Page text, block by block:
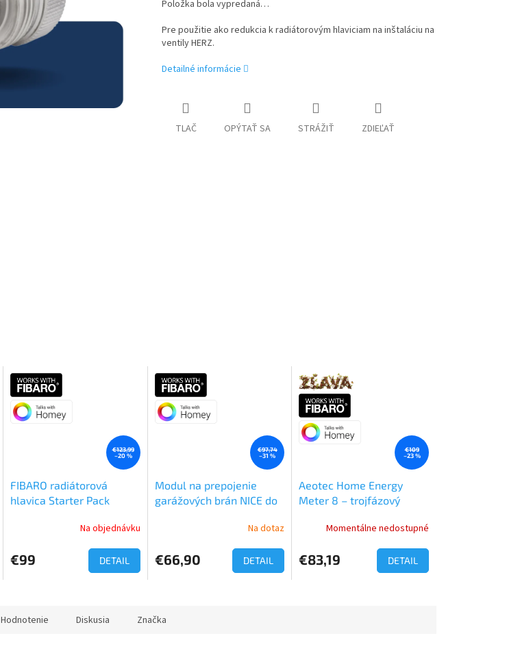
Položka bola vypredaná…
Pre použitie ako redukcia k radiátorovým hlaviciam na inštaláciu na
ventily HERZ.
Detailné informácie
TLAČ OPÝTAŤ SA STRÁŽIŤ ZDIEĽAŤ
€123,99
–20 %
FIBARO radiátorová
hlavica Starter Pack
produktu
je
hviezdičiek.
Na objednávku
€99 DETAIL
€97,74
–31 %
Modul na prepojenie
garážových brán NICE do
produktu
je
hviezdičiek.
Na dotaz
€66,90 DETAIL
€109
–23 %
Aeotec Home Energy
Meter 8 – trojfázový
svorkamiMomentálne nedostupné
€83,19 DETAIL
Hodnotenie Diskusia Značka